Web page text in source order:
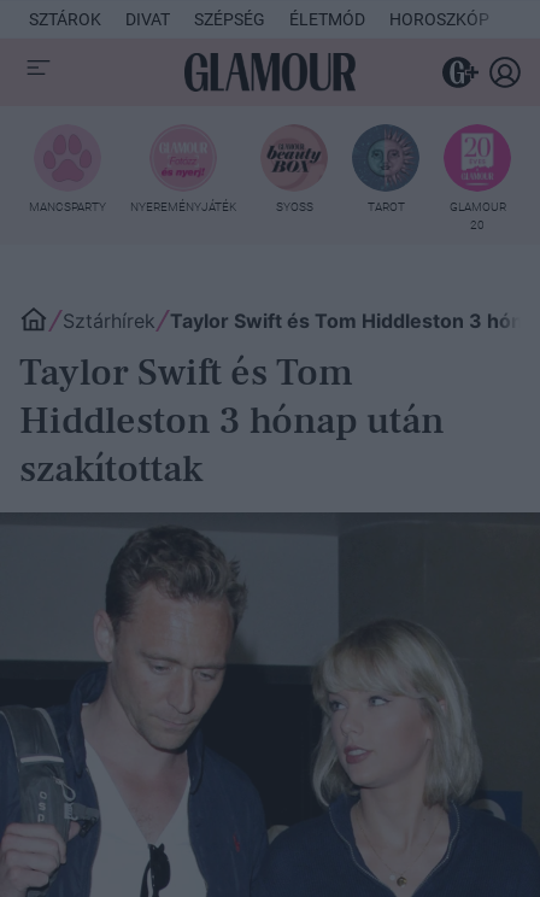
SZTÁROK DIVAT SZÉPSÉG ÉLETMÓD HOROSZKÓP
MANCSPARTY NYEREMÉNYJÁTÉK SYOSS TAROT
GLAMOUR
20
Sztárhírek Taylor Swift és Tom Hiddleston 3
Taylor Swift és Tom
Hiddleston 3 hónap után
szakítottak